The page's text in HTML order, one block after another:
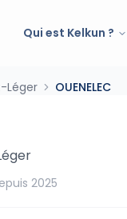
Qui est Kelkun ?
Léger OUENELEC
2025